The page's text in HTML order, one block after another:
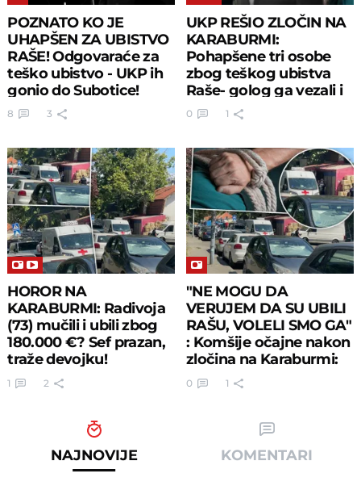
POZNATO KO JE
UHAPŠEN ZA UBISTVO
RAŠE! Odgovaraće za
teško ubistvo - UKP ih
gonio do Subotice!
8 3
UKP REŠIO ZLOČIN NA
KARABURMI:
Pohapšene tri osobe
zbog teškog ubistva
Raše- golog ga vezali i
mučili do smrti
0 1
HOROR NA
KARABURMI: Radivoja
(73) mučili i ubili zbog
180.000 €? Sef prazan,
traže devojku!
1 2
"NE MOGU DA
VERUJEM DA SU UBILI
RAŠU, VOLELI SMO GA"
: Komšije očajne nakon
zločina na Karaburmi:
Bio je divan
0 1
NAJNOVIJE KOMENTARI